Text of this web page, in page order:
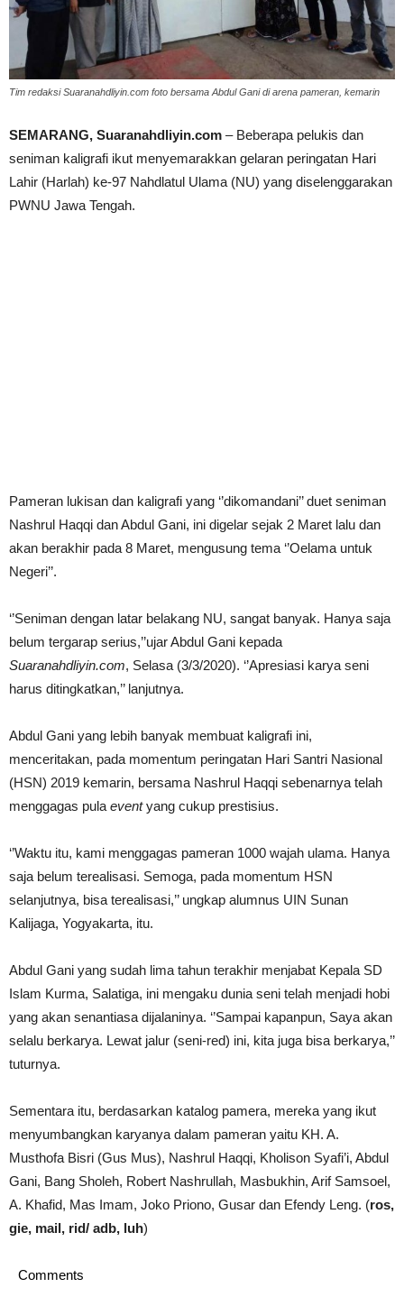
Tim redaksi Suaranahdliyin.com foto bersama Abdul Gani di arena pameran, kemarin
SEMARANG, Suaranahdliyin.com – Beberapa pelukis dan
seniman kaligrafi ikut menyemarakkan gelaran peringatan Hari
Lahir (Harlah) ke-97 Nahdlatul Ulama (NU) yang diselenggarakan
PWNU Jawa Tengah.
Pameran lukisan dan kaligrafi yang ‘’dikomandani’’ duet seniman
Nashrul Haqqi dan Abdul Gani, ini digelar sejak 2 Maret lalu dan
akan berakhir pada 8 Maret, mengusung tema ‘’Oelama untuk
Negeri’’.
‘’Seniman dengan latar belakang NU, sangat banyak. Hanya saja
belum tergarap serius,’’ujar Abdul Gani kepada
Suaranahdliyin.com, Selasa (3/3/2020). ‘’Apresiasi karya seni
harus ditingkatkan,’’ lanjutnya.
Abdul Gani yang lebih banyak membuat kaligrafi ini,
menceritakan, pada momentum peringatan Hari Santri Nasional
(HSN) 2019 kemarin, bersama Nashrul Haqqi sebenarnya telah
menggagas pula eventyang cukup prestisius.
‘’Waktu itu, kami menggagas pameran 1000 wajah ulama. Hanya
saja belum terealisasi. Semoga, pada momentum HSN
selanjutnya, bisa terealisasi,’’ ungkap alumnus UIN Sunan
Kalijaga, Yogyakarta, itu.
Abdul Gani yang sudah lima tahun terakhir menjabat Kepala SD
Islam Kurma, Salatiga, ini mengaku dunia seni telah menjadi hobi
yang akan senantiasa dijalaninya. ‘’Sampai kapanpun, Saya akan
selalu berkarya. Lewat jalur (seni-red) ini, kita juga bisa berkarya,’’
tuturnya.
Sementara itu, berdasarkan katalog pamera, mereka yang ikut
menyumbangkan karyanya dalam pameran yaitu KH. A.
Musthofa Bisri (Gus Mus), Nashrul Haqqi, Kholison Syafi’i, Abdul
Gani, Bang Sholeh, Robert Nashrullah, Masbukhin, Arif Samsoel,
A. Khafid, Mas Imam, Joko Priono, Gusar dan Efendy Leng. (ros,
gie, mail, rid/ adb, luh)
Comments